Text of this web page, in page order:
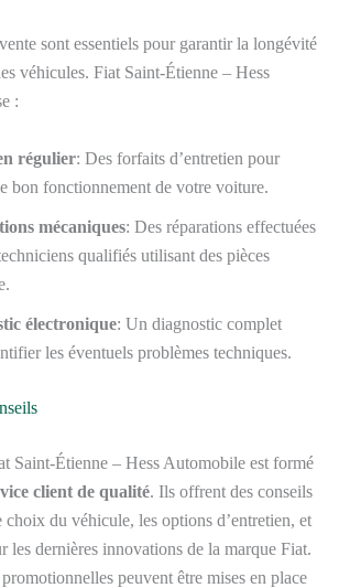
sont essentiels pour garantir la longévité
véhicules. Fiat Saint-Étienne – Hess
:
régulier: Des forfaits d’entretien pour
bon fonctionnement de votre voiture.
mécaniques: Des réparations effectuées
qualifiés utilisant des pièces
électronique: Un diagnostic complet
les éventuels problèmes techniques.
Saint-Étienne – Hess Automobile est formé
client de qualité. Ils offrent des conseils
choix du véhicule, les options d’entretien, et
les dernières innovations de la marque Fiat.
peuvent être mises en place